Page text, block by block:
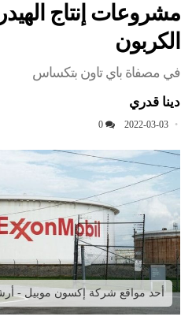
مشروعات إنتاج
الكربون
في مصفاة باي تاون بتكساس
دينا قدري
2022-03-03
0
أحد مواقع شركة إكسون موبيل -